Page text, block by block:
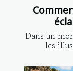
Dans un
les